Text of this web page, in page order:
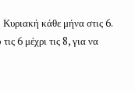
Κυριακή κάθε μήνα στις 6.
6 μέχρι τις 8, για να